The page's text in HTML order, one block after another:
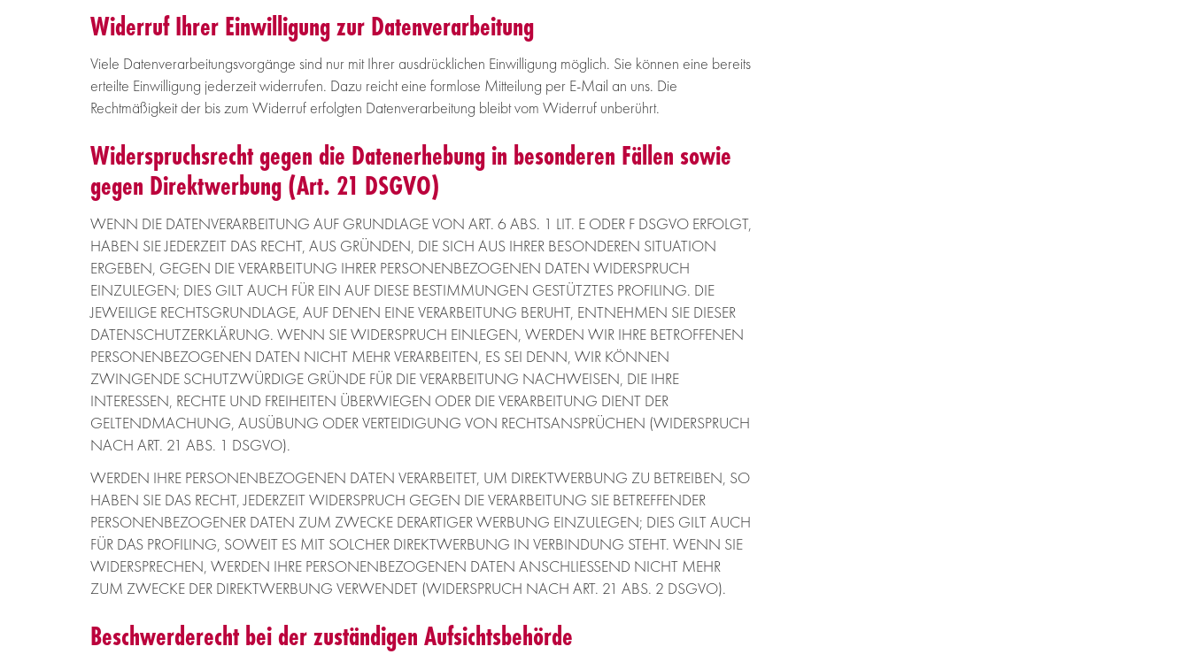
Widerruf Ihrer Einwilligung zur Datenverarbeitung
Viele Datenverarbeitungsvorgänge sind nur mit Ihrer ausdrücklichen Einwilligung möglich. Sie können eine bereits
erteilte Einwilligung jederzeit widerrufen. Dazu reicht eine formlose Mitteilung per E-Mail an uns. Die
Rechtmäßigkeit der bis zum Widerruf erfolgten Datenverarbeitung bleibt vom Widerruf unberührt.
Widerspruchsrecht gegen die Datenerhebung in besonderen Fällen sowie
gegen Direktwerbung (Art. 21 DSGVO)
WENN DIE DATENVERARBEITUNG AUF GRUNDLAGE VON ART. 6 ABS. 1 LIT. E ODER F DSGVO ERFOLGT,
HABEN SIE JEDERZEIT DAS RECHT, AUS GRÜNDEN, DIE SICH AUS IHRER BESONDEREN SITUATION
ERGEBEN, GEGEN DIE VERARBEITUNG IHRER PERSONENBEZOGENEN DATEN WIDERSPRUCH
EINZULEGEN; DIES GILT AUCH FÜR EIN AUF DIESE BESTIMMUNGEN GESTÜTZTES PROFILING. DIE
JEWEILIGE RECHTSGRUNDLAGE, AUF DENEN EINE VERARBEITUNG BERUHT, ENTNEHMEN SIE DIESER
DATENSCHUTZERKLÄRUNG. WENN SIE WIDERSPRUCH EINLEGEN, WERDEN WIR IHRE BETROFFENEN
PERSONENBEZOGENEN DATEN NICHT MEHR VERARBEITEN, ES SEI DENN, WIR KÖNNEN
ZWINGENDE SCHUTZWÜRDIGE GRÜNDE FÜR DIE VERARBEITUNG NACHWEISEN, DIE IHRE
INTERESSEN, RECHTE UND FREIHEITEN ÜBERWIEGEN ODER DIE VERARBEITUNG DIENT DER
GELTENDMACHUNG, AUSÜBUNG ODER VERTEIDIGUNG VON RECHTSANSPRÜCHEN (WIDERSPRUCH
NACH ART. 21 ABS. 1 DSGVO).
WERDEN IHRE PERSONENBEZOGENEN DATEN VERARBEITET, UM DIREKTWERBUNG ZU BETREIBEN, SO
HABEN SIE DAS RECHT, JEDERZEIT WIDERSPRUCH GEGEN DIE VERARBEITUNG SIE BETREFFENDER
PERSONENBEZOGENER DATEN ZUM ZWECKE DERARTIGER WERBUNG EINZULEGEN; DIES GILT AUCH
FÜR DAS PROFILING, SOWEIT ES MIT SOLCHER DIREKTWERBUNG IN VERBINDUNG STEHT. WENN SIE
WIDERSPRECHEN, WERDEN IHRE PERSONENBEZOGENEN DATEN ANSCHLIESSEND NICHT MEHR
ZUM ZWECKE DER DIREKTWERBUNG VERWENDET (WIDERSPRUCH NACH ART. 21 ABS. 2 DSGVO).
Beschwerderecht bei der zuständigen Aufsichtsbehörde